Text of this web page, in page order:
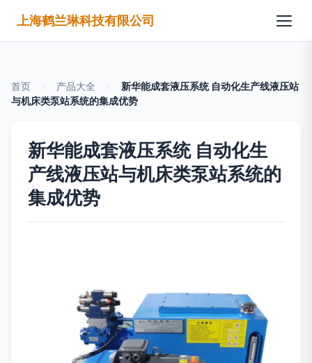
上海鹤兰琳科技有限公司
首页 产品大全
新华能成套液压系统 自动化生产线液压站
与机床类泵站系统的集成优势
新华能成套液压系统 自动化生
产线液压站与机床类泵站系统的
集成优势